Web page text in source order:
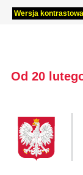
Wersja kontrastowa
Od 20